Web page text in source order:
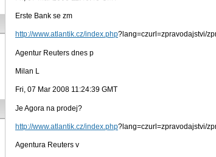
Erste Bank se zm
http://www.atlantik.cz/index.php?lang=czurl=zpravodajstvi/
Agentur Reuters dnes p
Milan L
Fri, 07 Mar 2008 11:24:39 GMT
Je Agora na prodej?
http://www.atlantik.cz/index.php?lang=czurl=zpravodajstvi/
Agentura Reuters v